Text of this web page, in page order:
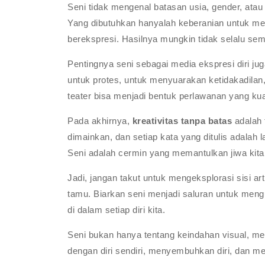
Seni tidak mengenal batasan usia, gender,
Yang dibutuhkan hanyalah keberanian untuk
berekspresi. Hasilnya mungkin tidak selalu
Pentingnya seni sebagai media ekspresi diri
untuk protes, untuk menyuarakan
teater bisa menjadi bentuk perlawanan yang
Pada akhirnya, kreativitas tanpa batas adalah
dimainkan, dan setiap kata yang ditulis adalah
Seni adalah cermin yang memantulkan jiwa
Jadi, jangan takut untuk mengeksplorasi sisi
tamu. Biarkan seni menjadi saluran untuk
di dalam setiap diri kita.
Seni bukan hanya tentang keindahan visual,
dengan diri sendiri, menyembuhkan diri, dan